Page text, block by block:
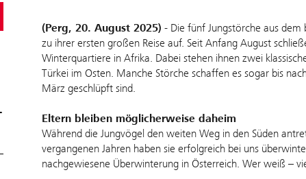
(Perg, 20. August 2025) - Die fünf Jungstörche aus dem
zu ihrer ersten großen Reise auf. Seit Anfang August
Winterquartiere in Afrika. Dabei stehen ihnen zwei
Türkei im Osten. Manche Störche schaffen es sogar bis
März geschlüpft sind.
Eltern bleiben möglicherweise daheim
Während die Jungvögel den weiten Weg in den Süden
vergangenen Jahren haben sie erfolgreich bei uns
nachgewiesene Überwinterung in Österreich. Wer weiß –